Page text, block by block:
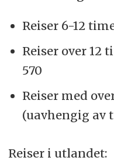
Reiser 6-12
Reiser over 12
570
Reiser med
(uavhengig av
Reiser i utlandet: